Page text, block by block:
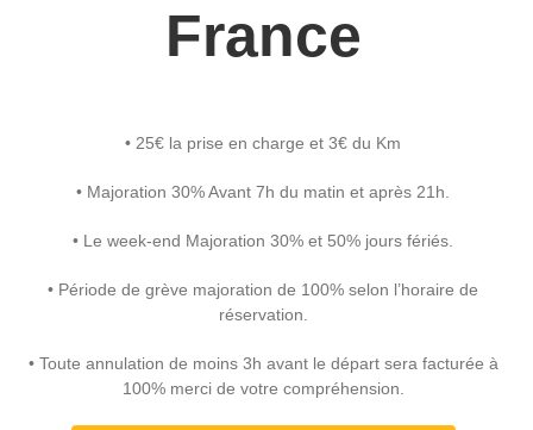
France
• 25€ la prise en charge et 3€ du Km
• Majoration 30% Avant 7h du matin et après 21h.
• Le week-end Majoration 30% et 50% jours fériés.
• Période de grève majoration de 100% selon l’horaire de
réservation.
• Toute annulation de moins 3h avant le départ sera facturée à
100% merci de votre compréhension.